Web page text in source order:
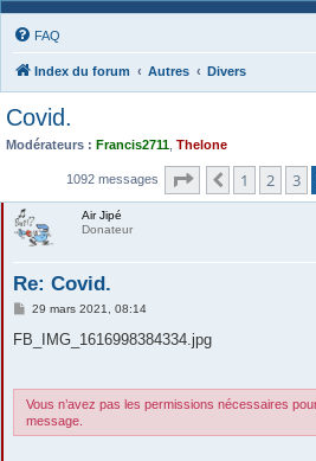
FAQ
Index du forum Autres Divers
Covid.
Modérateurs : Francis2711 Thelone
1092 messages Page sur55
Précédente
1 2 3
Air Jipé
Donateur
Re: Covid.
M
s
s
e
29 mars 2021, 08:14
FB_IMG_1616998384334.jpg
Vous n’avez pas les permissions nécessaires
message.